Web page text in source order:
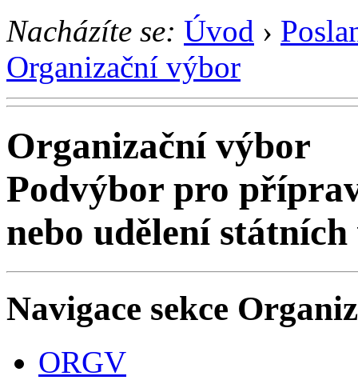
Nacházíte se: Úvod ›
Organizační výbor
Organizační výbor
Podvýbor pro
nebo udělení
Navigace sekce
ORGV